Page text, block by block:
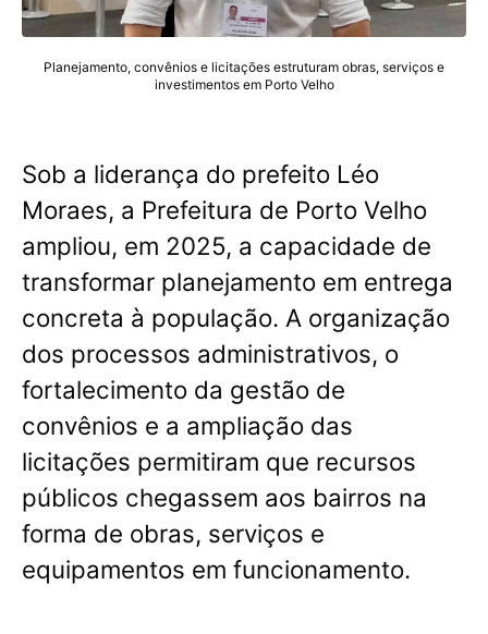
Planejamento, convênios e licitações estruturam obras, serviços e
investimentos em Porto Velho
Sob a liderança do prefeito Léo
Moraes, a Prefeitura de Porto Velho
ampliou, em 2025, a capacidade de
transformar planejamento em entrega
concreta à população. A organização
dos processos administrativos, o
fortalecimento da gestão de
convênios e a ampliação das
licitações permitiram que recursos
públicos chegassem aos bairros na
forma de obras, serviços e
equipamentos em funcionamento.